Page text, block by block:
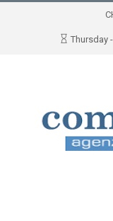
Thursday